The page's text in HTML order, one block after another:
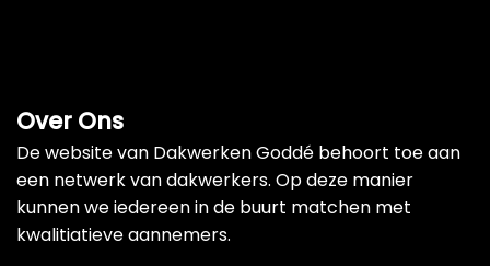
Over Ons
De website van Dakwerken Goddé behoort toe aan
een netwerk van dakwerkers. Op deze manier
kunnen we iedereen in de buurt matchen met
kwalitiatieve aannemers.